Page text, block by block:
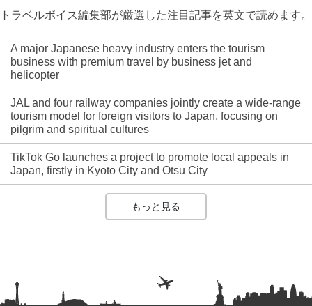
トラベルボイス編集部が厳選した注目記事を英文で読めます。
A major Japanese heavy industry enters the tourism
business with premium travel by business jet and
helicopter
JAL and four railway companies jointly create a wide-range
tourism model for foreign visitors to Japan, focusing on
pilgrim and spiritual cultures
TikTok Go launches a project to promote local appeals in
Japan, firstly in Kyoto City and Otsu City
もっと見る